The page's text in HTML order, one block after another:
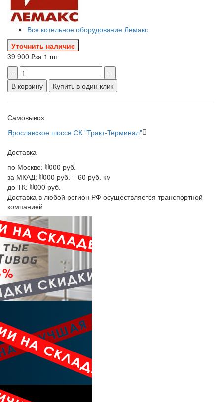
Все котельное оборудование Лемакс
Уточнить наличие
39 900 ₽за 1 шт
-
+
В корзину
Купить в один клик
Самовывоз
Ярославское шоссе СК "Тракт-Терминал"
Доставка
по Москве: 1000 руб.
за МКАД: 1000 руб. + 60 руб. км
до ТК: 1000 руб.
Доставка в любой регион РФ осуществляется транспортной
компанией